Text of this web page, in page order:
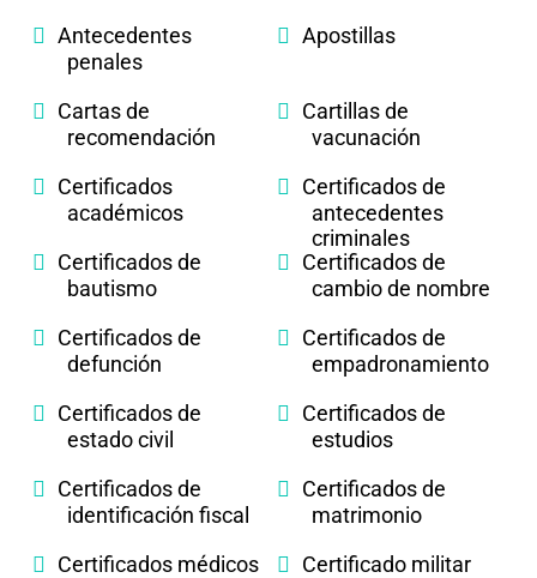
Antecedentes
penales
Apostillas
Cartas de
recomendación
Cartillas de
vacunación
Certificados
académicos
Certificados de
antecedentes
criminales
Certificados de
bautismo
Certificados de
cambio de nombre
Certificados de
defunción
Certificados de
empadronamiento
Certificados de
estado civil
Certificados de
estudios
Certificados de
identificación fiscal
Certificados de
matrimonio
Certificados médicos
Certificado militar